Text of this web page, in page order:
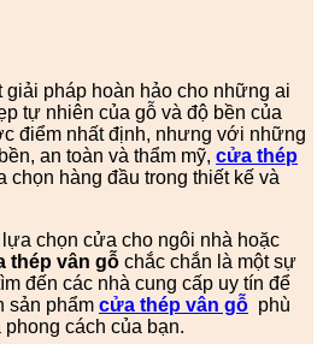
giải pháp hoàn hảo cho những ai
tự nhiên của gỗ và độ bền của
điểm nhất định, nhưng với những
an toàn và thẩm mỹ, cửa thép
chọn hàng đầu trong thiết kế và
chọn cửa cho ngôi nhà hoặc
thép vân gỗ chắc chắn là một sự
đến các nhà cung cấp uy tín để
sản phẩm cửa thép vân gỗ phù
cách của bạn.